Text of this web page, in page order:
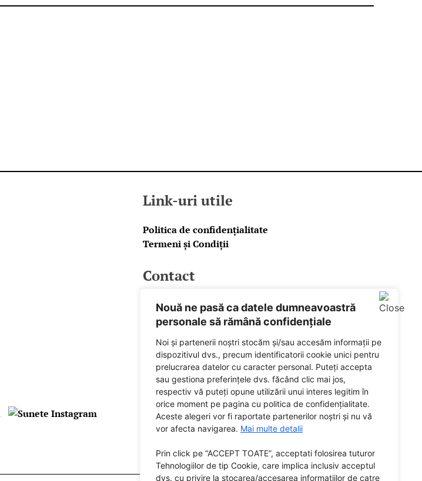
Nouă ne pasă ca datele dumneavoastră
personale să rămână confidențiale
Noi și partenerii noștri stocăm și/sau accesăm informații pe
dispozitivul dvs., precum identificatorii cookie unici pentru
prelucrarea datelor cu caracter personal. Puteți accepta
sau gestiona preferințele dvs. făcând clic mai jos,
respectiv vă puteți opune utilizării unui interes legitim în
orice moment pe pagina cu politica de confidențialitate.
Aceste alegeri vor fi raportate partenerilor noștri și nu vă
vor afecta navigarea. Mai multe detalii
Prin click pe “ACCEPT TOATE”, acceptati folosirea tuturor
Tehnologiilor de tip Cookie, care implica inclusiv acceptul
dvs. cu privire la stocarea/accesarea informatiilor de catre
Link-uri utile
Politica de confidențialitate
Termeni și Condiții
Contact
E-mail
Facebook
Powered by